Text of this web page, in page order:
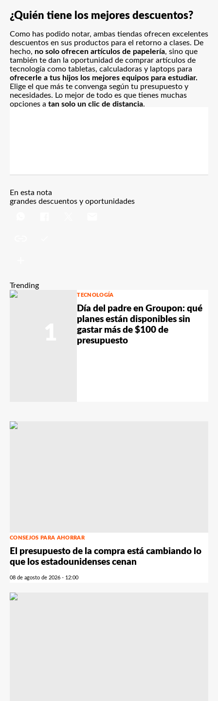
¿Quién tiene los mejores descuentos?
Como has podido notar, ambas tiendas ofrecen excelentes
descuentos en sus productos para el retorno a clases. De
hecho, no solo ofrecen artículos de papelería, sino que
también te dan la oportunidad de comprar artículos de
tecnología como tabletas, calculadoras y laptops para
ofrecerle a tus hijos los mejores equipos para estudiar.
Elige el que más te convenga según tu presupuesto y
necesidades. Lo mejor de todo es que tienes muchas
opciones a tan solo un clic de distancia.
En esta nota
grandes descuentos y oportunidades
Trending
TECNOLOGÍA
Día del padre en Groupon: qué
planes están disponibles sin
gastar más de $100 de
presupuesto
CONSEJOS PARA AHORRAR
El presupuesto de la compra está cambiando lo
que los estadounidenses cenan
08 de agosto de 2026 - 12:00